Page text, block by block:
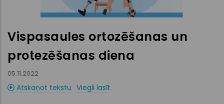
Vispasaules ortozēšanas un
protezēšanas diena
05.11.2022
Atskaņot tekstu Viegli lasīt